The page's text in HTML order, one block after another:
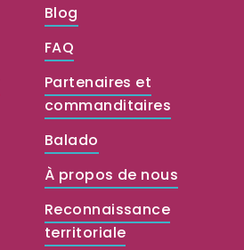
Blog
FAQ
Partenaires et
commanditaires
Balado
À propos de nous
Reconnaissance
territoriale